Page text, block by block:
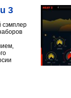
3
сэмплер